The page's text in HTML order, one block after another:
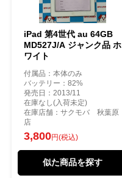
iPad 第4世代 au 64GB
MD527J/A ジャンク品 ホ
ワイト
付属品：本体のみ
バッテリー：82%
発売日：2013/11
在庫なし(入荷未定)
在庫店舗：サクモバ 秋葉原
店
3,800円(税込)
似た商品を探す